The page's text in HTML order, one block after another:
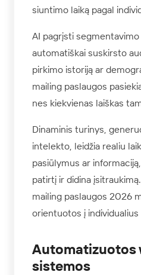
siuntimo laiką pagal
AI pagrįsti
automatiškai suskirsto
pirkimo istoriją ar
mailing paslaugos
nes kiekvienas laiškas
Dinaminis turinys,
intelekto, leidžia realiu
pasiūlymus ar
patirtį ir didina
mailing paslaugos 2026
orientuotos į individualius
Automatizuotos
sistemos